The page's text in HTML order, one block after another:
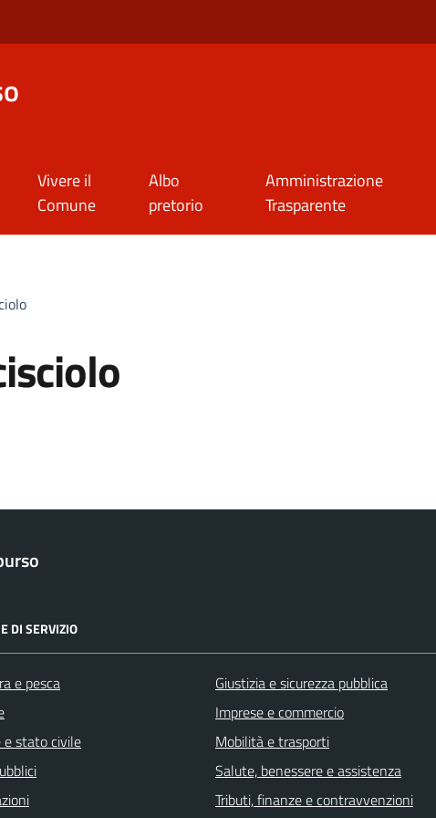
Vivere il
Comune
Albo
pretorio
Amministrazione
Trasparente
DI SERVIZIO
e pesca
e stato civile
Giustizia e sicurezza pubblica
Imprese e commercio
Mobilità e trasporti
Salute, benessere e assistenza
Tributi, finanze e contravvenzioni